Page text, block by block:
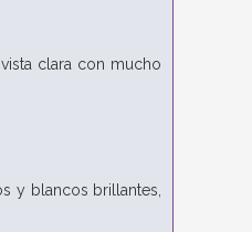
clara con mucho
y blancos brillantes,